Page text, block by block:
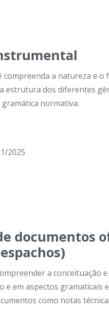
compreenda a natureza e
estrutura dos diferentes
normativa.
2025
documentos
a conceituação
e em aspectos gramaticais
como notas